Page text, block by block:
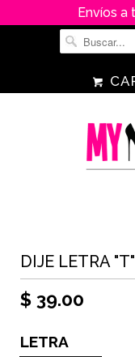
Envíos a
DIJE LETRA
$ 39.00
LETRA